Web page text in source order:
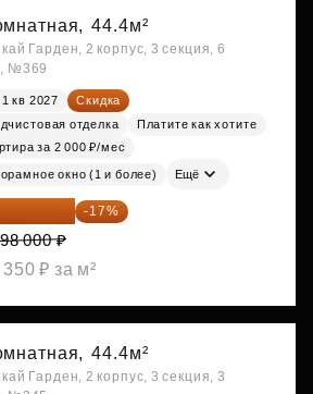
44.4м²
Гарден, 2 корпус, 3 секция, 6
№369
1 кв 2027
Скидка
отделка
Платите как хотите
за 2 000 ₽/мес
окно (1 и более) Ещё
340 ₽ -17%
000 ₽
₽ за м²
44.4м²
Гарден, 2 корпус, 3 секция, 3